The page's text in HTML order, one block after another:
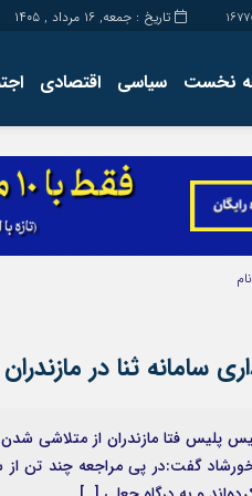
تاریخ : جمعه, ۱۶ مرداد , ۱۴۰۵
نخست سیاسی اقتصادی
سامانه ثنا در
گفت:در پی مراجعه چند تن از